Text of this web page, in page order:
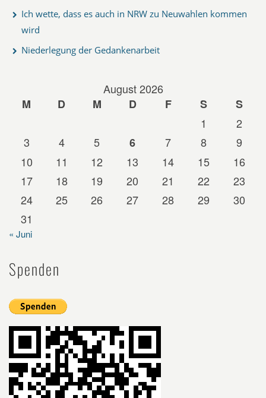
Ich wette, dass es auch in NRW zu Neuwahlen kommen
wird
Niederlegung der Gedankenarbeit
August 2026
M
D M D F S
S
1
2
3
4 5 6 7 8
9
10
11 12 13 14 15
16
17
18 19 20 21 22
23
24
25 26 27 28 29
30
31
« Juni
Spenden